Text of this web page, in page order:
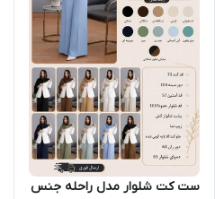
ست کت شلوار مدل راحله جنس